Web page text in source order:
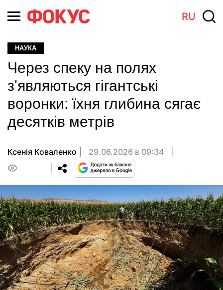
RU
НАУКА
Через спеку на полях
з'являються гігантські
воронки: їхня глибина сягає
десятків метрів
Ксенія Коваленко
29.06.2026 в 09:34